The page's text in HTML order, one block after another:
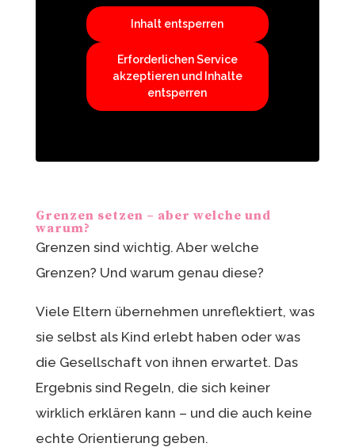
Inhalt entsperren
Erforderlichen Service
akzeptieren und Inhalte
entsperren
Grenzen setzen – aber welche und
warum?
Grenzen sind wichtig. Aber welche
Grenzen? Und warum genau diese?
Viele Eltern übernehmen unreflektiert, was
sie selbst als Kind erlebt haben oder was
die Gesellschaft von ihnen erwartet. Das
Ergebnis sind Regeln, die sich keiner
wirklich erklären kann – und die auch keine
echte Orientierung geben.